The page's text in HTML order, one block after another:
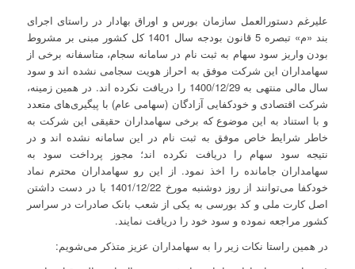
علیرغم دستورالعمل سازمان بورس و اوراق بهادار در راستای اجرای
بند «م» تبصره 5 قانون بودجه سال 1401 کل کشور مبنی بر مشروط
بودن واریز سود سهام به ثبت نام در سامانه سجام، متاسفانه برخی از
سهامداران این شرکت موفق به احراز هویت سجامی نشده اند و سود
سال مالی منتهی به 1400/12/29 را دریافت نکرده اند. در همین زمینه،
شرکت اقتصادی و خودکفایی آزادگان (سهامی عام) با پیگیری‌های متعدد
و با استناد به این موضوع که برخی سهامداران حقیقی این شرکت به
خاطر شرایط خاص موفق به ثبت نام در این سامانه نشده اند و در
نتیجه سود سهام را دریافت نکرده اند؛ مجوز پرداخت سود به
سهامداران جامانده را اخذ نمود. از این رو سهامداران محترم نماد
خودکفا می‌توانند از روز دوشنبه مورخ 1401/12/22 با در دست داشتن
اصل کارت ملی و کد بورسی به یکی از شعب بانک صادرات در سراسر
کشور مراجعه نموده و سود خود را دریافت نمایند.
در همین راستا نکات زیر را به سهامداران عزیز متذکر می‌شویم: